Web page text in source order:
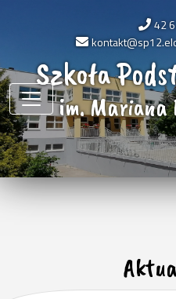
42
Szkoła
im. Mariana